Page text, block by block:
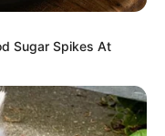
Sugar Spikes At